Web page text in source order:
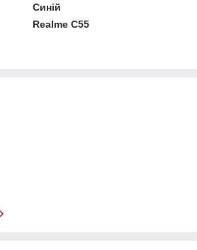
Синій
Realme C55